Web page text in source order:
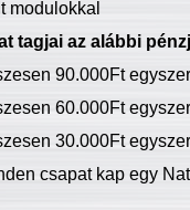
modulokkal
tagjai az alábbi
90.000Ft
60.000Ft
30.000Ft
csapat kap egy